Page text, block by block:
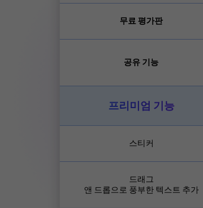
무료 평가판
공유 기능
프리미엄 기능
스티커
드래그
앤 드롭으로 풍부한 텍스트 추가